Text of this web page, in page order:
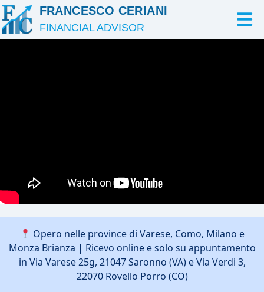
FRANCESCO CERIANI
FINANCIAL ADVISOR
Opero nelle province di Varese, Como, Milano e
Monza Brianza | Ricevo online e solo su appuntamento
in Via Varese 25g, 21047 Saronno (VA) e Via Verdi 3,
22070 Rovello Porro (CO)